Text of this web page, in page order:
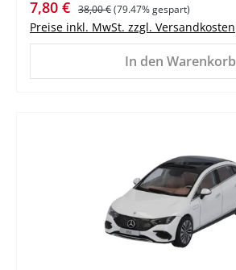
Verkaufspreis:
7,80 € Regulärer Preis:
38,00 €(79.47% gespart)
Preise inkl. MwSt. zzgl. Versandkosten
In den Warenkorb